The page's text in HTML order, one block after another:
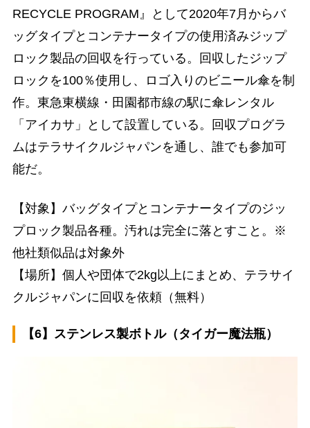
RECYCLE PROGRAM』として2020年7月からバ
ッグタイプとコンテナータイプの使用済みジップ
ロック製品の回収を行っている。回収したジップ
ロックを100％使用し、ロゴ入りのビニール傘を制
作。東急東横線・田園都市線の駅に傘レンタル
「アイカサ」として設置している。回収プログラ
ムはテラサイクルジャパンを通し、誰でも参加可
能だ。
【対象】バッグタイプとコンテナータイプのジッ
プロック製品各種。汚れは完全に落とすこと。※
他社類似品は対象外
【場所】個人や団体で2kg以上にまとめ、テラサイ
クルジャパンに回収を依頼（無料）
【6】ステンレス製ボトル（タイガー魔法瓶）